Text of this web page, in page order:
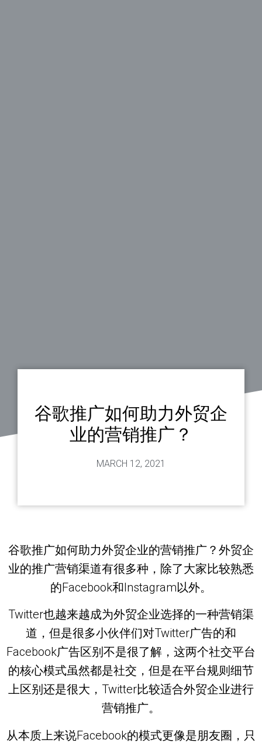
谷歌推广如何助力外贸企
业的营销推广？
MARCH 12, 2021
谷歌推广如何助力外贸企业的营销推广？外贸企
业的推广营销渠道有很多种，除了大家比较熟悉
的Facebook和Instagram以外。
Twitter也越来越成为外贸企业选择的一种营销渠
道，但是很多小伙伴们对Twitter广告的和
Facebook广告区别不是很了解，这两个社交平台
的核心模式虽然都是社交，但是在平台规则细节
上区别还是很大，Twitter比较适合外贸企业进行
营销推广。
从本质上来说Facebook的模式更像是朋友圈，只